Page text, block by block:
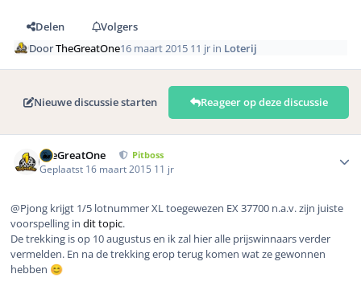
Delen
Volgers
DoorTheGreatOne16 maart 2015 11 jr in Loterij
Nieuwe discussie starten Reageer op deze discussie
TheGreatOne Pitboss
Geplaatst 16 maart 2015 11 jr
@Pjong krijgt 1/5 lotnummer XL toegewezen EX 37700 n.a.v. zijn juiste
voorspelling in dit topic.
De trekking is op 10 augustus en ik zal hier alle prijswinnaars verder
vermelden. En na de trekking erop terug komen wat ze gewonnen
hebben 😊